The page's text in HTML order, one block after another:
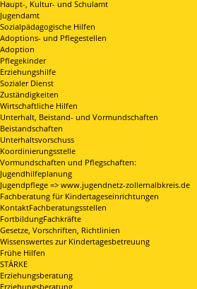
Haupt-, Kultur- und Schulamt
Jugendamt
Sozialpädagogische Hilfen
Adoptions- und Pflegestellen
Adoption
Pflegekinder
Erziehungshilfe
Sozialer Dienst
Zuständigkeiten
Wirtschaftliche Hilfen
Unterhalt, Beistand- und Vormundschaften
Beistandschaften
Unterhaltsvorschuss
Koordinierungsstelle
Vormundschaften und Pflegschaften:
Jugendhilfeplanung
Jugendpflege => www.jugendnetz-zollernalbkreis.de
Fachberatung für Kindertageseinrichtungen
KontaktFachberatungsstellen
FortbildungFachkräfte
Gesetze, Vorschriften, Richtlinien
Wissenswertes zur Kindertagesbetreuung
Frühe Hilfen
STÄRKE
Erziehungsberatung
Erziehungsberatung